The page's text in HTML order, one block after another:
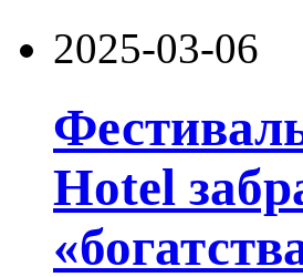
2025-03-06
Hotel